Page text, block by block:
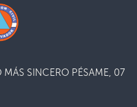
MÁS SINCERO PÉSAME, 07